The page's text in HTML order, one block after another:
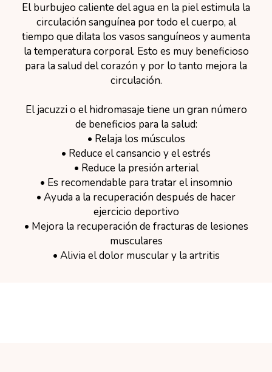
El burbujeo caliente del agua en la piel estimula la
circulación sanguínea por todo el cuerpo, al
tiempo que dilata los vasos sanguíneos y aumenta
la temperatura corporal. Esto es muy beneficioso
para la salud del corazón y por lo tanto mejora la
circulación.
El jacuzzi o el hidromasaje tiene un gran número
de beneficios para la salud:
• Relaja los músculos
• Reduce el cansancio y el estrés
• Reduce la presión arterial
• Es recomendable para tratar el insomnio
• Ayuda a la recuperación después de hacer
ejercicio deportivo
• Mejora la recuperación de fracturas de lesiones
musculares
• Alivia el dolor muscular y la artritis